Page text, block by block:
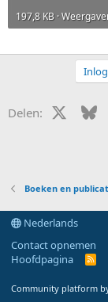
197,8 KB ·
Delen: X
Boeken en
Nederlands
Contact opnemen
Hoofdpagina
R
Community platform